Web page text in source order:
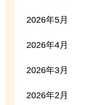
2026年5月
2026年4月
2026年3月
2026年2月